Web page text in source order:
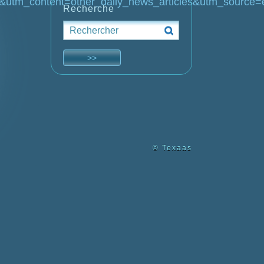
Recherche
© Texaas